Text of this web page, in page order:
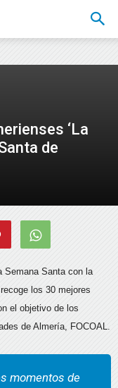
‘La
de
Semana Santa con la
los 30 mejores
el objetivo de los
de Almería, FOCOAL.
momentos de